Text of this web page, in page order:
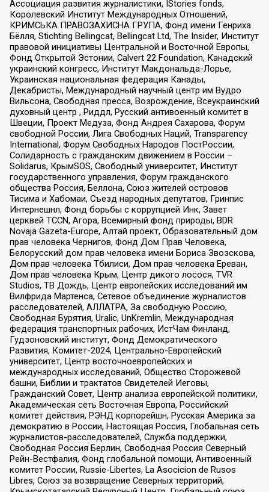
Ассоциация развития журналистики, IStories fonds,
Королевский Институт Международных Отношений,
КРИМСЬКА ПРАВОЗАХИСНА ГРУПА, Фонд имени Генриха
Бёлля, Stichting Bellingcat, Bellingcat Ltd, The Insider, Институт
правовой инициативы Центральной и Восточной Европы,
Фонд Открытой Эстонии, Calvert 22 Foundation, Канадский
украинский конгресс, Институт Макдональда-Лорье,
Украинская национальная федерация Канады,
Декабристы, Международный научный центр им Вудро
Вильсона, Свободная пресса, Возрождение, Всеукраинский
духовный центр , Риддл, Русский антивоенный комитет в
Швеции, Проект Медуза, Фонд Андрея Сахарова, Форум
свободной России, Лига Свободных Наций, Transparеncy
International, Форум Свободных Народов ПостРоссии,
Солидарность с гражданским движением в России –
Solidarus, КрымSOS, Свободный университет, Институт
государственного управления, Форум гражданского
общества Россия, Беллона, Союз жителей островов
Тисима и Хабомаи, Съезд народных депутатов, Гринпис
Интернешнл, Фонд борьбы с коррупцией Инк, Завет
церквей TCCN, Агора, Всемирный фонд природы, BDR
Novaja Gazeta-Europe, Алтай проект, Образовательный дом
прав человека Чернигов, Фонд Дом Прав Человека,
Белорусский дом прав человека имени Бориса Звозскова,
Дом прав человека Тбилиси, Дом прав человека Ереван,
Дом прав человека Крым, Центр дикого лосося, TVR
Studios, ТВ Дождь, Центр европейских исследований им
Вилфрида Мартенса, Сетевое объединение журналистов
расследователей, АЛЛАТРА, За свободную Россию,
Свободная Бурятия, Uralic, UnKremlin, Международная
федерация транспортных рабочих, ИстЧам Финланд,
Гудзоновский институт, Фонд Демократического
Развития, Комитет-2024, Центрально-Европейский
университет, Центр восточноевропейских и
международных исследований, Общество Сторожевой
башни, Библии и трактатов Свидетелей Иеговы,
Гражданский Совет, Центр анализа европейской политики,
Академическая сеть Восточная Европа, Российский
комитет действия, РЭНД корпорейшн, Русская Америка за
демократию в России, Настоящая Россия, Глобальная сеть
журналистов-расследователей, Служба поддержки,
Свободная Россия Берлин, Свободная Россия Северный
Рейн-Вестфалия, Фонд глобальной помощи, Антивоенный
комитет России, Russie-Libertes, La Asocicion de Rusos
Libres, Союз за возвращение Северных территорий,